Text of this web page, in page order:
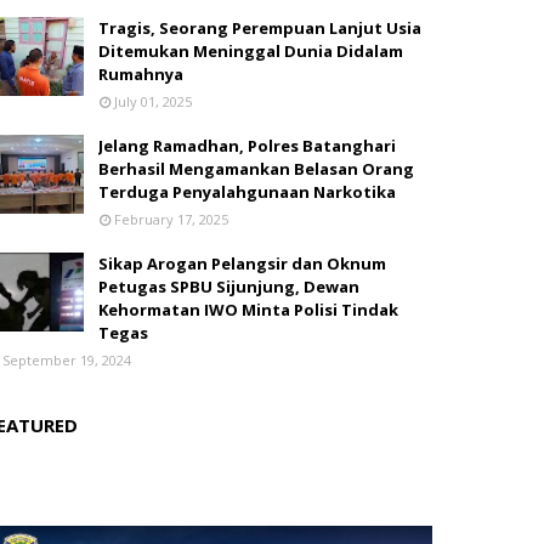
Tragis, Seorang Perempuan Lanjut Usia
Ditemukan Meninggal Dunia Didalam
Rumahnya
July 01, 2025
Jelang Ramadhan, Polres Batanghari
Berhasil Mengamankan Belasan Orang
Terduga Penyalahgunaan Narkotika
February 17, 2025
Sikap Arogan Pelangsir dan Oknum
Petugas SPBU Sijunjung, Dewan
Kehormatan IWO Minta Polisi Tindak
Tegas
September 19, 2024